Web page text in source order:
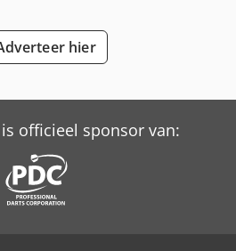
hier
officieel sponsor van: